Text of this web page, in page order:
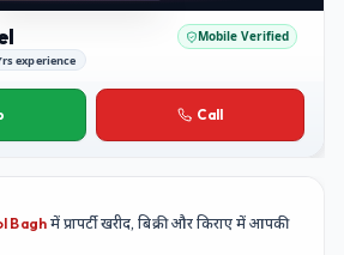
Mobile Verified
experience
Call
Baghमें प्रापर्टी खरीद, बिक्री और किराए में आपकी